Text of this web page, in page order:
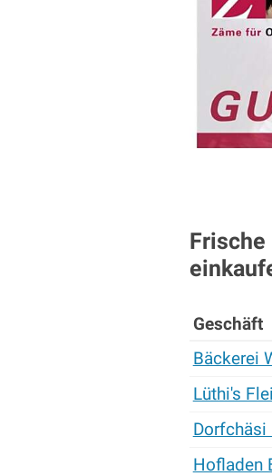
Geschäft
Bäckerei
Lüthi's
Dorfchäsi
Hofladen